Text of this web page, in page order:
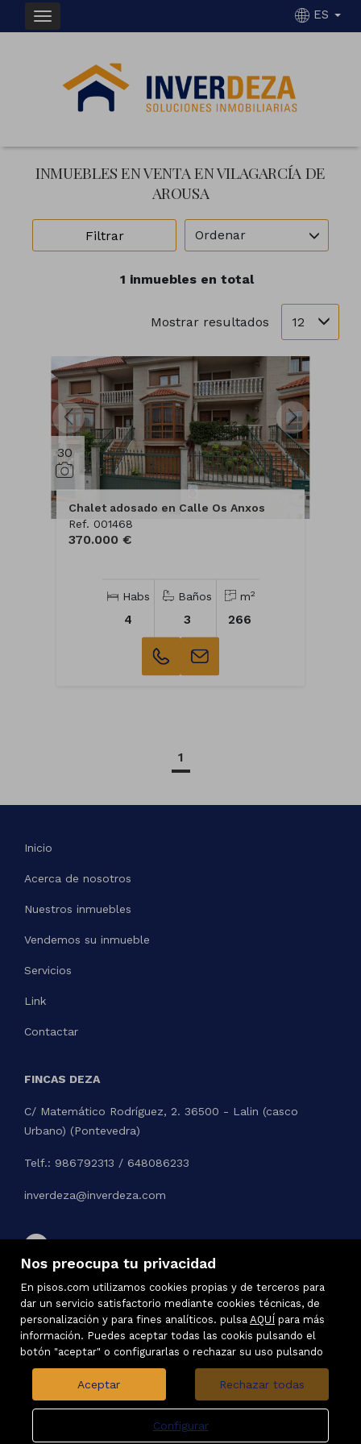
Nos preocupa tu privacidad
En pisos.com utilizamos cookies propias y de terceros para
dar un servicio satisfactorio mediante cookies técnicas, de
personalización y para fines analíticos. pulsa AQUÍ para más
información. Puedes aceptar todas las cookis pulsando el
botón "aceptar" o configurarlas o rechazar su uso pulsando
Aceptar Rechazar todas
Configurar
ES
INMUEBLES EN VENTA EN VILAGARCÍA DE
AROUSA
Filtrar Ordenar
1 inmuebles en total
Mostrar resultados 12
30
Chalet adosado en Calle Os Anxos
Ref. 001468
370.000 €
Habs
4
Baños
3
m2
266
1
Inicio
Acerca de nosotros
Nuestros inmuebles
Vendemos su inmueble
Servicios
Link
Contactar
FINCAS DEZA
C/ Matemático Rodríguez, 2. 36500 - Lalin (casco
Urbano) (Pontevedra)
Telf.: 986792313 / 648086233
inverdeza@inverdeza.com